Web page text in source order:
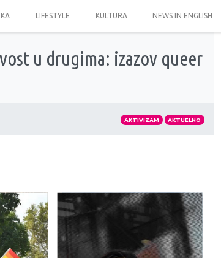
LIFESTYLE KULTURA NEWS IN ENGLISH
u drugima: izazov queer
AKTIVIZAM AKTUELNO